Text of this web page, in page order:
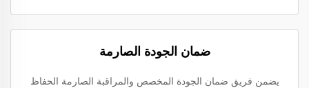
ضمان الجودة الصارمة
يضمن فريق ضمان الجودة المخصص والمراقبة الصارمة الحفاظ